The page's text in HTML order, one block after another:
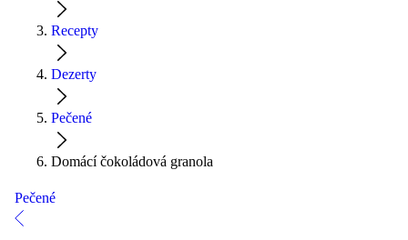
Recepty
Dezerty
Pečené
Domácí čokoládová granola
Pečené